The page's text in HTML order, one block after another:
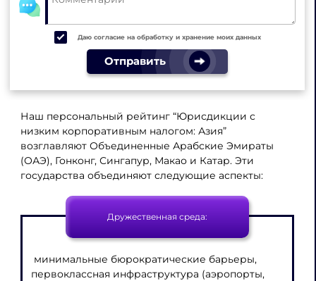
Даю согласие на обработку и хранение моих данных
Отправить
Наш персональный рейтинг “Юрисдикции с
низким корпоративным налогом: Азия”
возглавляют Объединенные Арабские Эмираты
(ОАЭ), Гонконг, Сингапур, Макао и Катар. Эти
государства объединяют следующие аспекты:
Дружественная среда:
минимальные бюрократические барьеры,
первоклассная инфраструктура (аэропорты,